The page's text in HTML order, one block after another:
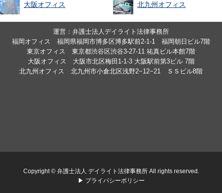
大阪オフィス 北九州オフィス
運営：弁護士法人デイライト法律事務所
福岡オフィス 福岡県福岡市博多区博多駅前2-1-1 福岡朝日ビル7階
東京オフィス 東京都渋谷区渋谷3-27-11 祐真ビル本館7階
大阪オフィス 大阪市北区梅田1-1-3 大阪駅前第3ビル 7階
北九州オフィス 北九州市小倉北区浅野2−12−21 ＳＳビル8階
Copyright © 弁護士法人 デイライト法律事務所 All rights reserved.
▶ プライバシーポリシー